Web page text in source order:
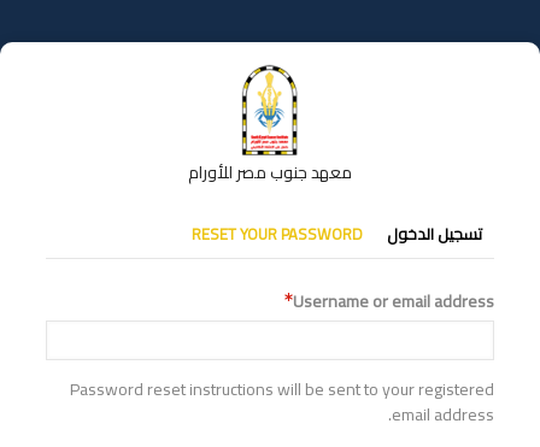
إلى
المحتوى
معهد جنوب مصر للأورام
التبويبات
الأساسية
تسجيل الدخول RESET YOUR PASSWORD
Username or email address
Password reset instructions will be sent to your registered
email address.